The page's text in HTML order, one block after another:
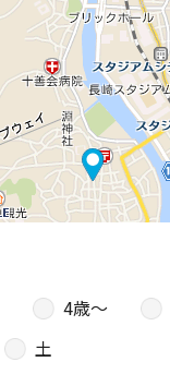
4歳〜
土